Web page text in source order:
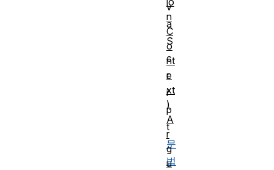
v
a
S
c
r
i
p
t
문
법
n
C
o
nt
e
xt
)
A
r
g
u